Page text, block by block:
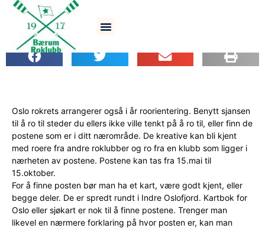
Ro-orientering 2015
Oslo rokrets arrangerer også i år roorientering. Benytt sjansen
til å ro til steder du ellers ikke ville tenkt på å ro til, eller finn de
postene som er i ditt nærområde. De kreative kan bli kjent
med roere fra andre roklubber og ro fra en klubb som ligger i
nærheten av postene. Postene kan tas fra 15.mai til
15.oktober.
For å finne posten bør man ha et kart, være godt kjent, eller
begge deler. De er spredt rundt i Indre Oslofjord. Kartbok for
Oslo eller sjøkart er nok til å finne postene. Trenger man
likevel en nærmere forklaring på hvor posten er, kan man